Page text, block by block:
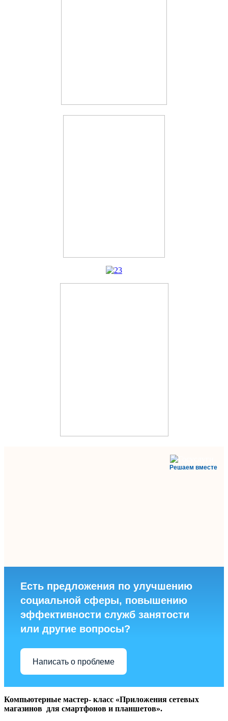
Решаем вместе
Есть предложения по улучшению
социальной сферы, повышению
эффективности служб занятости
или другие вопросы?
Написать о проблеме
Компьютерные мастер- класс «Приложения сетевых
магазинов для смартфонов и планшетов».